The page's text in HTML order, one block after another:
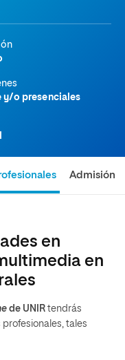
y/o presenciales
Admisión
en
en
de UNIR tendrás
tales